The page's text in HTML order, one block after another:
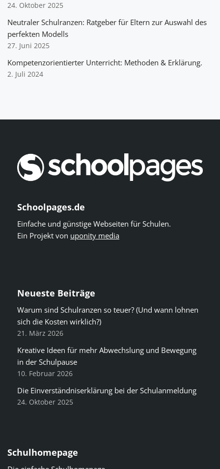
24. Oktober 2025
Neutraler Schulranzen: Ratgeber für Eltern zur Auswahl des
perfekten Modells
27. Juni 2025
Kompetenzorientierter Unterricht: Methoden & Erklärung.
2. Juli 2024
Schoolpages.de
Einfache und günstige Webseiten für Schulen.
Ein Projekt von uponity media
Neueste Beiträge
Warum sind Schulranzen so teuer? (Und wann lohnen
sich die Kosten wirklich?)
21. März 2026
Kreative Ideen für mehr Abwechslung und Bewegung
in der Schulpause
10. Februar 2026
Die Einverständniserklärung bei der Schulanmeldung
24. Oktober 2025
Schulhomepage